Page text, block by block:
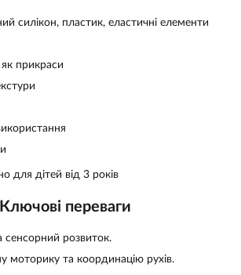
силікон, пластик, еластичні елементи
прикраси
для дітей від 3 років
Ключові переваги
сенсорний розвиток.
моторику та координацію рухів.